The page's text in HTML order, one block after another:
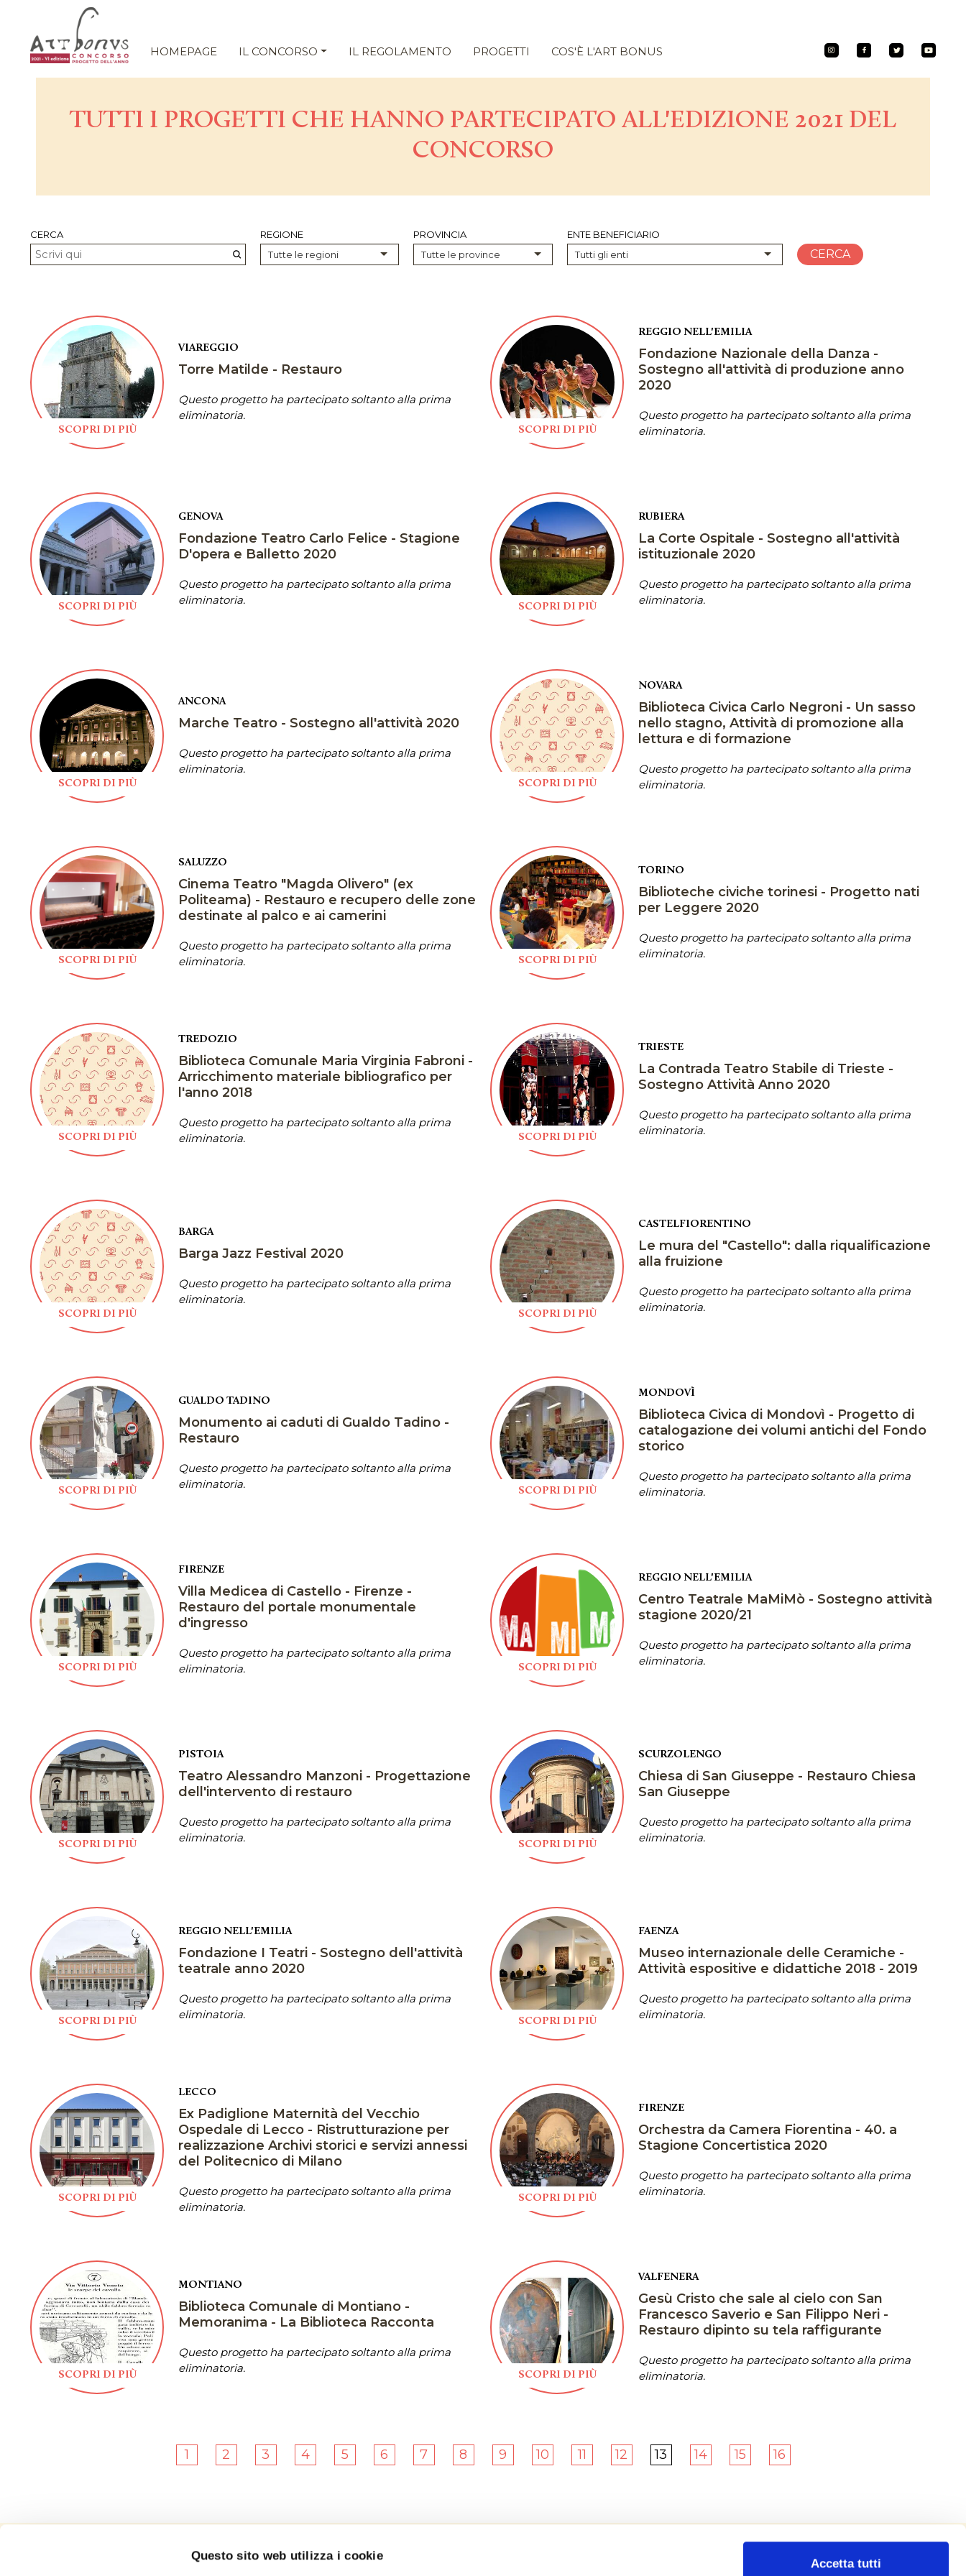
Questo sito web utilizza i cookie
Accetta tutti
HOMEPAGE IL CONCORSO IL REGOLAMENTO PROGETTI COS'È L'ART BONUS
TUTTI I PROGETTI CHE HANNO PARTECIPATO ALL'EDIZIONE 2021 DEL
CONCORSO
CERCA
REGIONE
Tutte le regioni
PROVINCIA
Tutte le province
ENTE BENEFICIARIO
Tutti gli enti
SCOPRI DI PIÙ
VIAREGGIO
Torre Matilde - Restauro
Questo progetto ha partecipato soltanto alla prima
eliminatoria.
SCOPRI DI PIÙ
REGGIO NELL'EMILIA
Fondazione Nazionale della Danza -
Sostegno all'attività di produzione anno
2020
Questo progetto ha partecipato soltanto alla prima
eliminatoria.
SCOPRI DI PIÙ
GENOVA
Fondazione Teatro Carlo Felice - Stagione
D'opera e Balletto 2020
Questo progetto ha partecipato soltanto alla prima
eliminatoria.
SCOPRI DI PIÙ
RUBIERA
La Corte Ospitale - Sostegno all'attività
istituzionale 2020
Questo progetto ha partecipato soltanto alla prima
eliminatoria.
SCOPRI DI PIÙ
ANCONA
Marche Teatro - Sostegno all'attività 2020
Questo progetto ha partecipato soltanto alla prima
eliminatoria.
SCOPRI DI PIÙ
NOVARA
Biblioteca Civica Carlo Negroni - Un sasso
nello stagno, Attività di promozione alla
lettura e di formazione
Questo progetto ha partecipato soltanto alla prima
eliminatoria.
SCOPRI DI PIÙ
SALUZZO
Cinema Teatro "Magda Olivero" (ex
Politeama) - Restauro e recupero delle zone
destinate al palco e ai camerini
Questo progetto ha partecipato soltanto alla prima
eliminatoria.
SCOPRI DI PIÙ
TORINO
Biblioteche civiche torinesi - Progetto nati
per Leggere 2020
Questo progetto ha partecipato soltanto alla prima
eliminatoria.
SCOPRI DI PIÙ
TREDOZIO
Biblioteca Comunale Maria Virginia Fabroni -
Arricchimento materiale bibliografico per
l'anno 2018
Questo progetto ha partecipato soltanto alla prima
eliminatoria.
SCOPRI DI PIÙ
TRIESTE
La Contrada Teatro Stabile di Trieste -
Sostegno Attività Anno 2020
Questo progetto ha partecipato soltanto alla prima
eliminatoria.
SCOPRI DI PIÙ
BARGA
Barga Jazz Festival 2020
Questo progetto ha partecipato soltanto alla prima
eliminatoria.
SCOPRI DI PIÙ
CASTELFIORENTINO
Le mura del "Castello": dalla riqualificazione
alla fruizione
Questo progetto ha partecipato soltanto alla prima
eliminatoria.
SCOPRI DI PIÙ
GUALDO TADINO
Monumento ai caduti di Gualdo Tadino -
Restauro
Questo progetto ha partecipato soltanto alla prima
eliminatoria.
SCOPRI DI PIÙ
MONDOVÌ
Biblioteca Civica di Mondovì - Progetto di
catalogazione dei volumi antichi del Fondo
storico
Questo progetto ha partecipato soltanto alla prima
eliminatoria.
SCOPRI DI PIÙ
FIRENZE
Villa Medicea di Castello - Firenze -
Restauro del portale monumentale
d'ingresso
Questo progetto ha partecipato soltanto alla prima
eliminatoria.
SCOPRI DI PIÙ
REGGIO NELL'EMILIA
Centro Teatrale MaMiMò - Sostegno attività
stagione 2020/21
Questo progetto ha partecipato soltanto alla prima
eliminatoria.
SCOPRI DI PIÙ
PISTOIA
Teatro Alessandro Manzoni - Progettazione
dell'intervento di restauro
Questo progetto ha partecipato soltanto alla prima
eliminatoria.
SCOPRI DI PIÙ
SCURZOLENGO
Chiesa di San Giuseppe - Restauro Chiesa
San Giuseppe
Questo progetto ha partecipato soltanto alla prima
eliminatoria.
SCOPRI DI PIÙ
REGGIO NELL'EMILIA
Fondazione I Teatri - Sostegno dell'attività
teatrale anno 2020
Questo progetto ha partecipato soltanto alla prima
eliminatoria.
SCOPRI DI PIÙ
FAENZA
Museo internazionale delle Ceramiche -
Attività espositive e didattiche 2018 - 2019
Questo progetto ha partecipato soltanto alla prima
eliminatoria.
SCOPRI DI PIÙ
LECCO
Ex Padiglione Maternità del Vecchio
Ospedale di Lecco - Ristrutturazione per
realizzazione Archivi storici e servizi annessi
del Politecnico di Milano
Questo progetto ha partecipato soltanto alla prima
eliminatoria.
SCOPRI DI PIÙ
FIRENZE
Orchestra da Camera Fiorentina - 40. a
Stagione Concertistica 2020
Questo progetto ha partecipato soltanto alla prima
eliminatoria.
SCOPRI DI PIÙ
MONTIANO
Biblioteca Comunale di Montiano -
Memoranima - La Biblioteca Racconta
Questo progetto ha partecipato soltanto alla prima
eliminatoria.
SCOPRI DI PIÙ
VALFENERA
Gesù Cristo che sale al cielo con San
Francesco Saverio e San Filippo Neri -
Restauro dipinto su tela raffigurante
Questo progetto ha partecipato soltanto alla prima
eliminatoria.
1 2 3 4 5 6 7 8 9 10 11 12 13 14 15 16